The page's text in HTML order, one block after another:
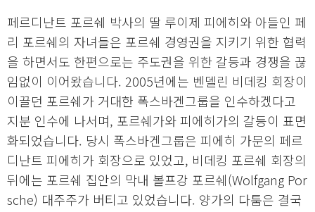
페르디난트 포르쉐 박사의 딸 루이제 피에히와 아들인 페
리 포르쉐의 자녀들은 포르쉐 경영권을 지키기 위한 협력
을 하면서도 한편으로는 주도권을 위한 갈등과 경쟁을 끊
임없이 이어왔습니다. 2005년에는 벤델린 비데킹 회장이
이끌던 포르쉐가 거대한 폭스바겐그룹을 인수하겠다고
지분 인수에 나서며, 포르쉐가와 피에히가의 갈등이 표면
화되었습니다. 당시 폭스바겐그룹은 피에히 가문의 페르
디난트 피에히가 회장으로 있었고, 비데킹 포르쉐 회장의
뒤에는 포르쉐 집안의 막내 볼프강 포르쉐(Wolfgang Por
sche) 대주주가 버티고 있었습니다. 양가의 다툼은 결국